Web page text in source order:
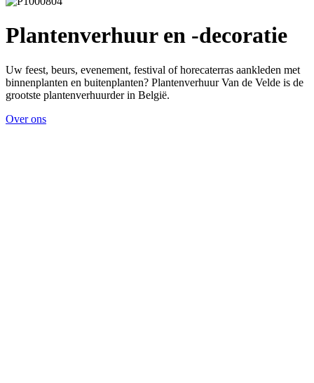
Plantenverhuur en -decoratie
Uw feest, beurs, evenement, festival of horecaterras aankleden met
binnenplanten en buitenplanten? Plantenverhuur Van de Velde is de
grootste plantenverhuurder in België.
Over ons